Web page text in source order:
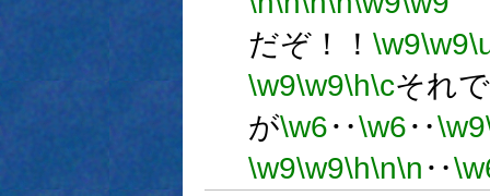
だぞ！！ \w9\w9
\w9\w9\h\cそれ
が\w6‥\w6‥\w9
\w9\w9\h\n\n ‥